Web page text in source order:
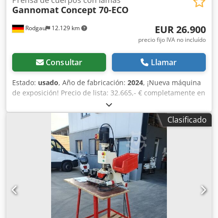
Rodgau 12.129 km
Gannomat Concept 70-ECO
EUR 26.900
precio fijo IVA no incluído
Consultar Llamar
Estado: usado, Año de fabricación: 2024, ¡Nueva máquina
de exposición! Precio de lista: 32.665,- € completamente en
versión estándar con: Marco robusto y sin torsión de
acero, en construcción soldada y atornillada. Viga
prensadora de lamas SUPERIOR con 6 elementos, viga
prensadora de lamas LATERAL con 5 elementos. Sistema
de compensación de tolerancia en la viga prensadora de
lamas (sistema Ganner) para uniones de cuerpos de
mueble firmemente prensadas y selladas. Superficies de
contrapresión (pared lateral, base) son paneles de apoyo
continuos, recubiertos, de 38 mm de grosor. Superficie de
prensado continua con altura de 95 mm en la viga
prensadora vertical inferior. Ajuste electromotriz de ambas
vigas prensadoras mediante husillos de rosca trapezoidal
Clasificado